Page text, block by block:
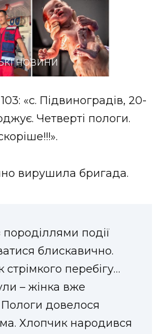
(відеоверсія)
НОВИНИ
УКРАЇНИ
НОВИНИ
«с. Підвиноградів, 20-
Четверті пологи.
вирушила бригада.
породіллями події
блискавично.
перебігу…
– жінка вже
довелося
Хлопчик народився